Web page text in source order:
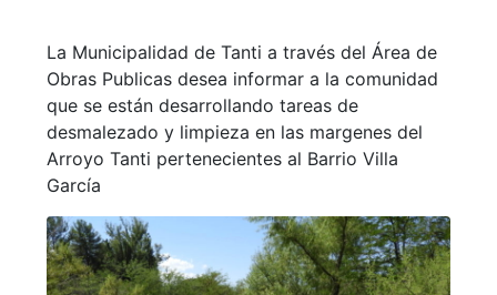
La Municipalidad de Tanti a través del Área de
Obras Publicas desea informar a la comunidad
que se están desarrollando tareas de
desmalezado y limpieza en las margenes del
Arroyo Tanti pertenecientes al Barrio Villa
García